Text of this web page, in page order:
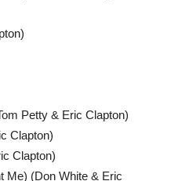
Petty & Eric Clapton)
Clapton)
Clapton)
Me) (Don White & Eric